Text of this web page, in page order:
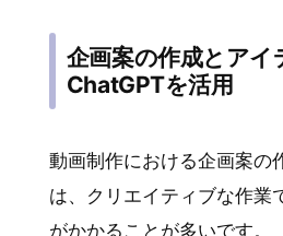
企画案の作成とアイ
ChatGPTを活用
動画制作における企画案の
は、クリエイティブな作業
がかかることが多いです。